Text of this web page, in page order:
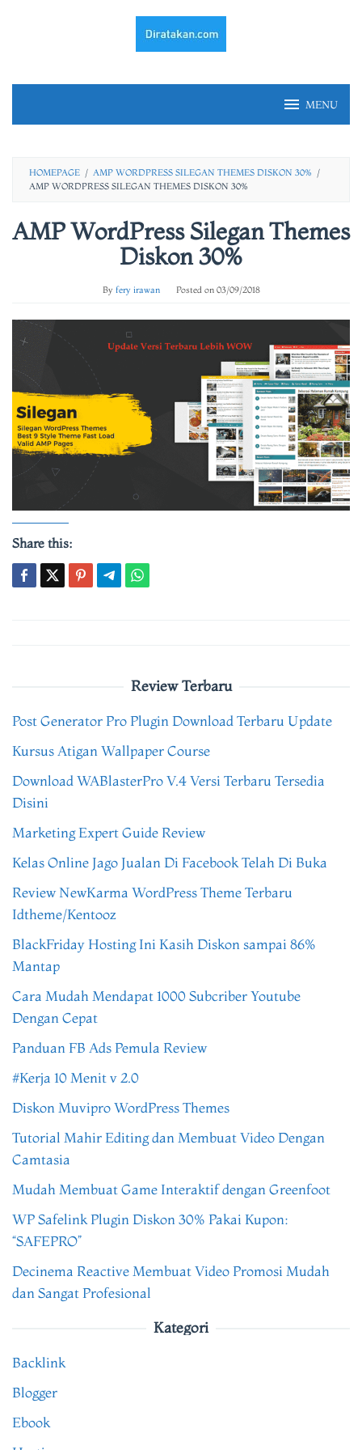
MENU
HOMEPAGE / AMP WORDPRESS SILEGAN THEMES DISKON 30% /
AMP WORDPRESS SILEGAN THEMES DISKON 30%
AMP WordPress Silegan Themes
Diskon 30%
By fery irawan Posted on 03/09/2018
Share this:
Review Terbaru
Post Generator Pro Plugin Download Terbaru Update
Kursus Atigan Wallpaper Course
Download WABlasterPro V.4 Versi Terbaru Tersedia
Disini
Marketing Expert Guide Review
Kelas Online Jago Jualan Di Facebook Telah Di Buka
Review NewKarma WordPress Theme Terbaru
Idtheme/Kentooz
BlackFriday Hosting Ini Kasih Diskon sampai 86%
Mantap
Cara Mudah Mendapat 1000 Subcriber Youtube
Dengan Cepat
Panduan FB Ads Pemula Review
#Kerja 10 Menit v 2.0
Diskon Muvipro WordPress Themes
Tutorial Mahir Editing dan Membuat Video Dengan
Camtasia
Mudah Membuat Game Interaktif dengan Greenfoot
WP Safelink Plugin Diskon 30% Pakai Kupon:
“SAFEPRO”
Decinema Reactive Membuat Video Promosi Mudah
dan Sangat Profesional
Kategori
Backlink
Blogger
Ebook